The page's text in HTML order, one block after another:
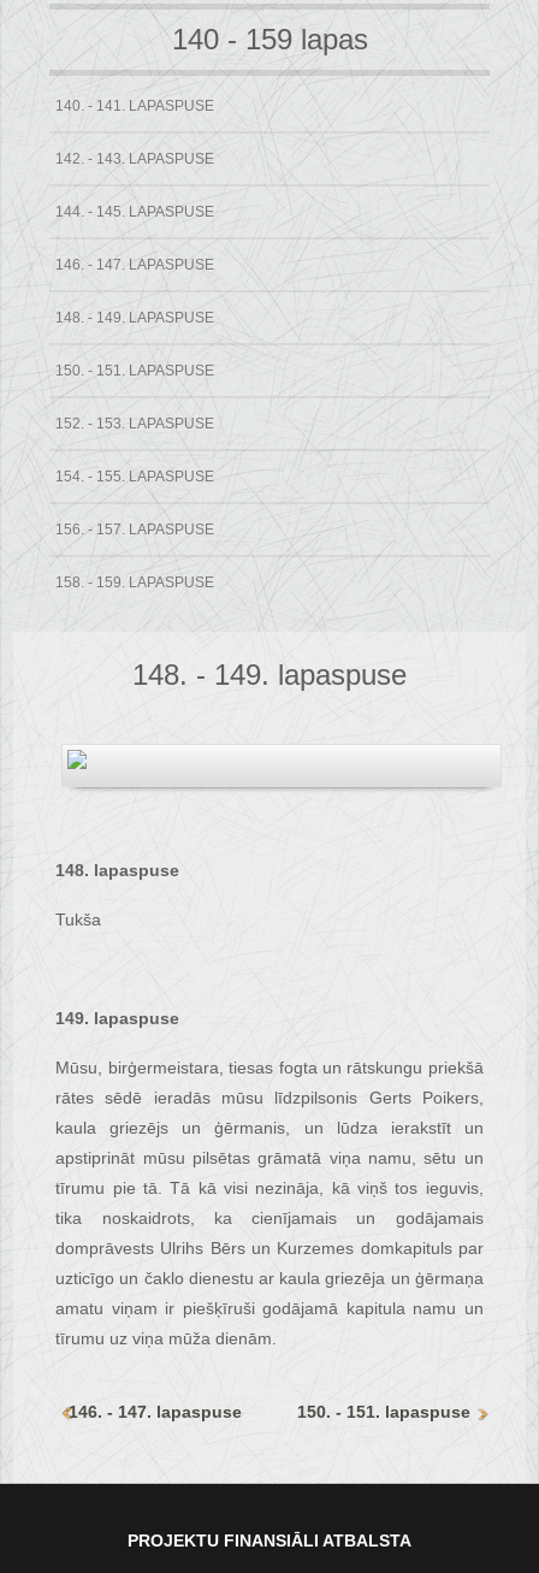
140 - 159 lapas
140. - 141. LAPASPUSE
142. - 143. LAPASPUSE
144. - 145. LAPASPUSE
146. - 147. LAPASPUSE
148. - 149. LAPASPUSE
150. - 151. LAPASPUSE
152. - 153. LAPASPUSE
154. - 155. LAPASPUSE
156. - 157. LAPASPUSE
158. - 159. LAPASPUSE
148. - 149. lapaspuse
148. lapaspuse
Tukša
149. lapaspuse
Mūsu, birģermeistara, tiesas fogta un rātskungu priekšā
rātes sēdē ieradās mūsu līdzpilsonis Gerts Poikers,
kaula griezējs un ģērmanis, un lūdza ierakstīt un
apstiprināt mūsu pilsētas grāmatā viņa namu, sētu un
tīrumu pie tā. Tā kā visi nezināja, kā viņš tos ieguvis,
tika noskaidrots, ka cienījamais un godājamais
domprāvests Ulrihs Bērs un Kurzemes domkapituls par
uzticīgo un čaklo dienestu ar kaula griezēja un ģērmaņa
amatu viņam ir piešķīruši godājamā kapitula namu un
tīrumu uz viņa mūža dienām.
146. - 147. lapaspuse 150. - 151. lapaspuse
PROJEKTU FINANSIĀLI ATBALSTA